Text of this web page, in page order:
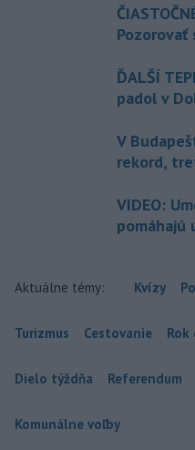
Pozorovať
ĎALŠÍ
padol v
V
rekord,
VIDEO:
pomáhajú
Aktuálne témy: Kvízy
Turizmus Cestovanie
Dielo týždňa Referendum
Komunálne voľby